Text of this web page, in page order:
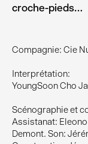
Compagnie: Cie
Interprétation:
YoungSoon Cho
Scénographie et
Assistanat:
Demont. Son:
croche-pieds…